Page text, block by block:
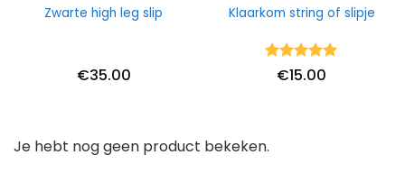
Zwarte high leg slip
€35.00
Klaarkom string of slipje
Waardering
uit 5
€15.00
Je hebt nog geen product bekeken.